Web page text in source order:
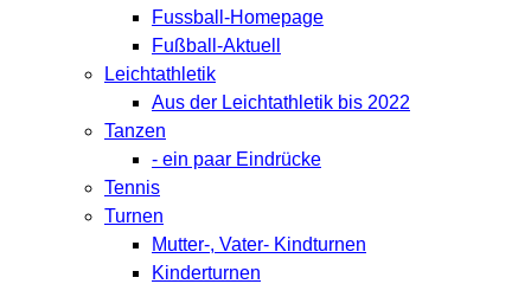
Fussball-Homepage
Fußball-Aktuell
Leichtathletik
Aus der Leichtathletik bis 2022
Tanzen
- ein paar Eindrücke
Tennis
Turnen
Mutter-, Vater- Kindturnen
Kinderturnen